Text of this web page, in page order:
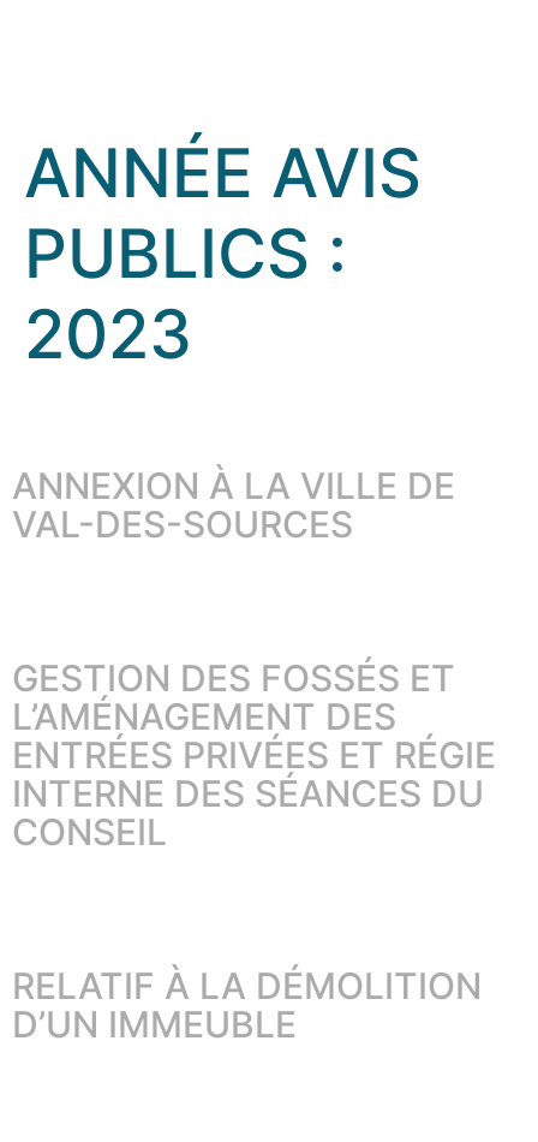
ANNÉE AVIS
PUBLICS :
2023
ANNEXION À LA VILLE DE
VAL-DES-SOURCES
GESTION DES FOSSÉS ET
L’AMÉNAGEMENT DES
ENTRÉES PRIVÉES ET RÉGIE
INTERNE DES SÉANCES DU
CONSEIL
RELATIF À LA DÉMOLITION
D’UN IMMEUBLE